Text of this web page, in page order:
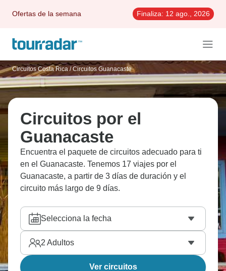
Ofertas de la semana Finaliza: 12 ago., 2026
Circuitos Costa Rica / Circuitos Guanacaste
Circuitos por el
Guanacaste
Encuentra el paquete de circuitos adecuado para ti
en el Guanacaste. Tenemos 17 viajes por el
Guanacaste, a partir de 3 días de duración y el
circuito más largo de 9 días.
Selecciona la fecha
2 Adultos
Ver circuitos